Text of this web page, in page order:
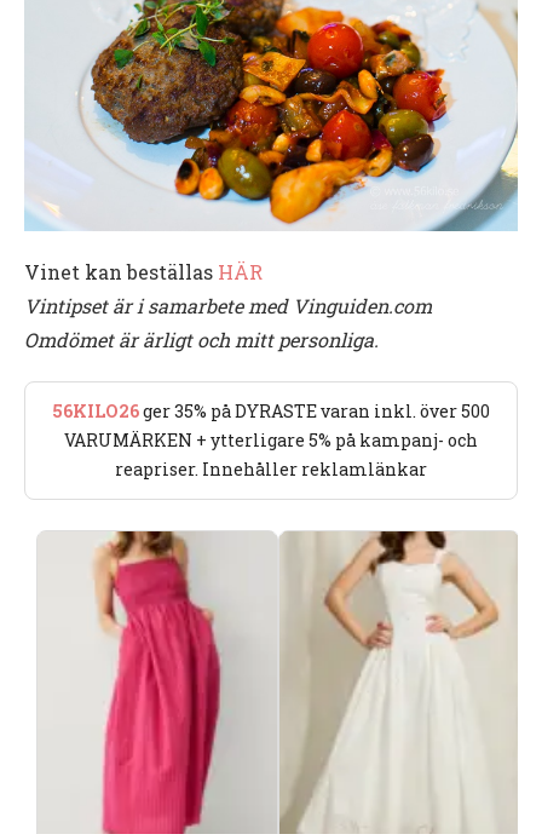
Vinet kan beställas HÄR
Vintipset är i samarbete med Vinguiden.com
Omdömet är ärligt och mitt personliga.
56KILO26ger 35% på DYRASTE varan inkl. över 500
VARUMÄRKEN + ytterligare 5% på kampanj- och
reapriser. Innehåller reklamlänkar